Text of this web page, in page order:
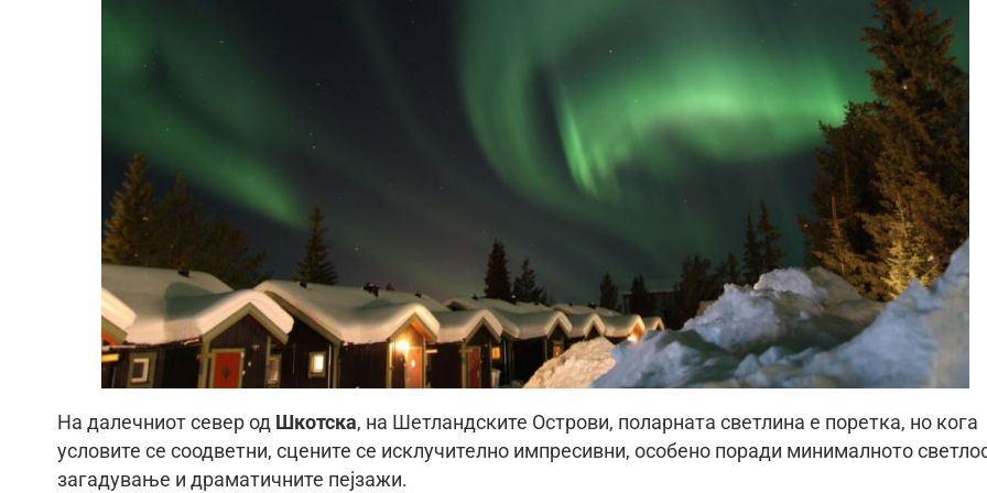
На далечниот север од Шкотска, на Шетландските Острови, поларната светлина е поретка, но кога
условите се соодветни, сцените се исклучително импресивни, особено поради минималното
загадување и драматичните пејзажи.